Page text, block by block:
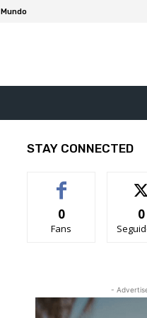
Mundo
STAY CONNECTED
0
Fans
0
-